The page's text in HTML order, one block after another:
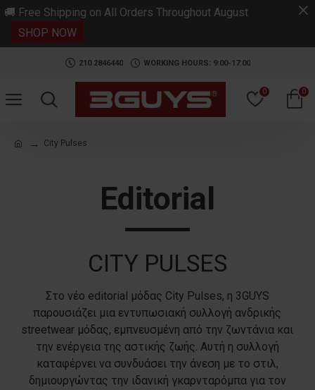
🚚 Free Shipping on All Orders Throughout August
SHOP NOW
210 2846440 WORKING HOURS: 9:00-17:00
0 0
City Pulses
Editorial
CITY PULSES
Στο νέο editorial μόδας City Pulses, η 3GUYS
παρουσιάζει μια εντυπωσιακή συλλογή ανδρικής
streetwear μόδας, εμπνευσμένη από την ζωντάνια και
την ενέργεια της αστικής ζωής. Αυτή η συλλογή
καταφέρνει να συνδυάσει την άνεση με το στιλ,
δημιουργώντας την ιδανική γκαρνταρόμπα για τον